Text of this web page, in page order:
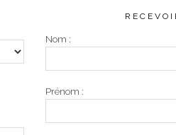
Nom :
Prénom :